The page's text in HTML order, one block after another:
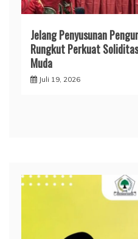
Jelang Penyusunan
Rungkut Perkuat
Muda
Juli 19, 2026